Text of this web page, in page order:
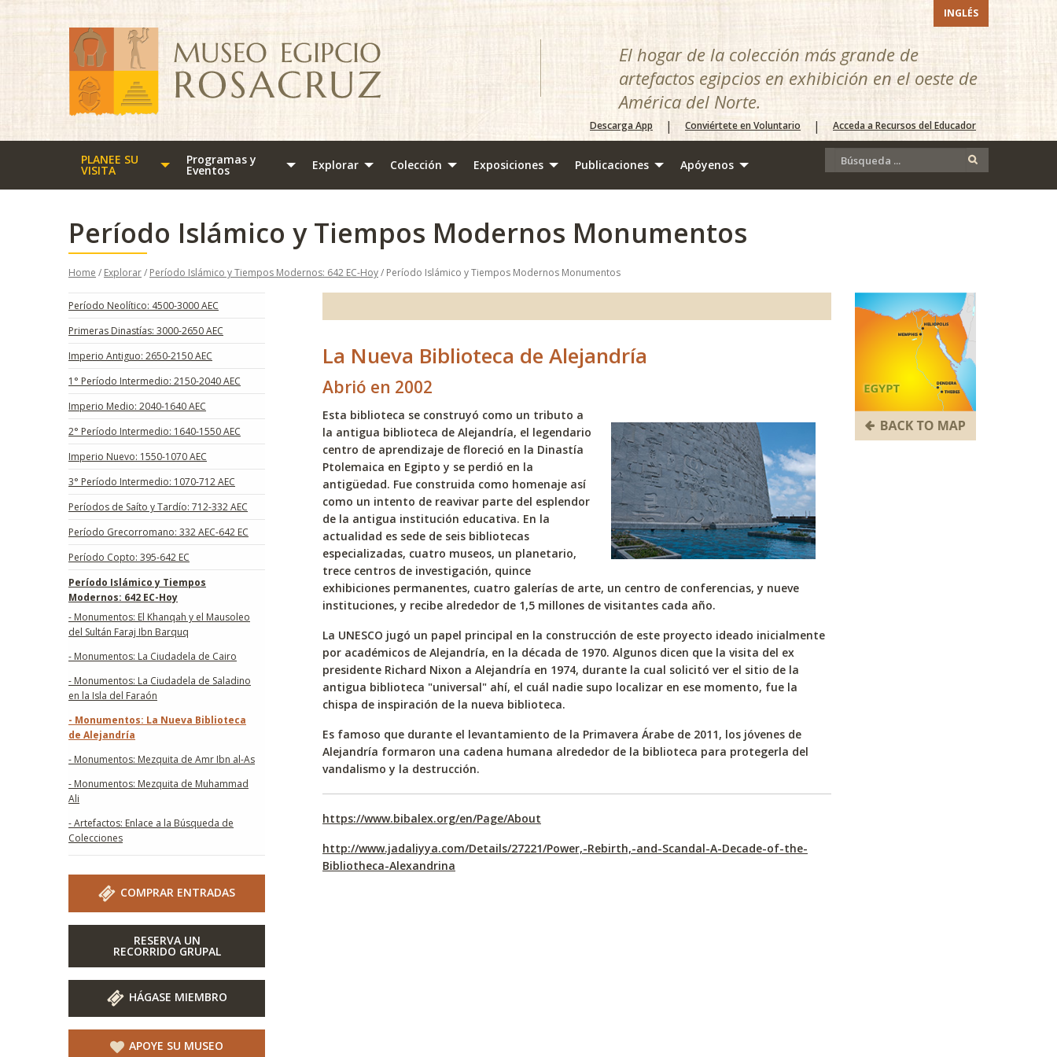
INGLÉS
El hogar de la colección más grande de
artefactos egipcios en exhibición en el oeste de
América del Norte.
Descarga App | Conviértete en Voluntario | Acceda a Recursos del Educador
PLANEE SU
VISITA
Programas y
Eventos Explorar Colección Exposiciones Publicaciones Apóyenos
Período Islámico y Tiempos Modernos Monumentos
Home / Explorar/ Período Islámico y Tiempos Modernos: 642 EC-Hoy/ Período Islámico y Tiempos Modernos Monumentos
Período Neolítico: 4500-3000 AEC
Primeras Dinastías: 3000-2650 AEC
Imperio Antiguo: 2650-2150 AEC
1° Período Intermedio: 2150-2040 AEC
Imperio Medio: 2040-1640 AEC
2° Período Intermedio: 1640-1550 AEC
Imperio Nuevo: 1550-1070 AEC
3° Período Intermedio: 1070-712 AEC
Períodos de Saíto y Tardío: 712-332 AEC
Período Grecorromano: 332 AEC-642 EC
Período Copto: 395-642 EC
Período Islámico y Tiempos
Modernos: 642 EC-Hoy
- Monumentos: El Khanqah y el Mausoleo
del Sultán Faraj Ibn Barquq
- Monumentos: La Ciudadela de Cairo
- Monumentos: La Ciudadela de Saladino
en la Isla del Faraón
- Monumentos: La Nueva Biblioteca
de Alejandría
- Monumentos: Mezquita de Amr Ibn al-As
- Monumentos: Mezquita de Muhammad
Ali
- Artefactos: Enlace a la Búsqueda de
Colecciones
COMPRAR ENTRADAS
RESERVA UN
RECORRIDO GRUPAL
HÁGASE MIEMBRO
APOYE SU MUSEO
La Nueva Biblioteca de Alejandría
Abrió en 2002
Esta biblioteca se construyó como un tributo a
la antigua biblioteca de Alejandría, el legendario
centro de aprendizaje de floreció en la Dinastía
Ptolemaica en Egipto y se perdió en la
antigüedad. Fue construida como homenaje así
como un intento de reavivar parte del esplendor
de la antigua institución educativa. En la
actualidad es sede de seis bibliotecas
especializadas, cuatro museos, un planetario,
trece centros de investigación, quince
exhibiciones permanentes, cuatro galerías de arte, un centro de conferencias, y nueve
instituciones, y recibe alrededor de 1,5 millones de visitantes cada año.
La UNESCO jugó un papel principal en la construcción de este proyecto ideado inicialmente
por académicos de Alejandría, en la década de 1970. Algunos dicen que la visita del ex
presidente Richard Nixon a Alejandría en 1974, durante la cual solicitó ver el sitio de la
antigua biblioteca "universal" ahí, el cuál nadie supo localizar en ese momento, fue la
chispa de inspiración de la nueva biblioteca.
Es famoso que durante el levantamiento de la Primavera Árabe de 2011, los jóvenes de
Alejandría formaron una cadena humana alrededor de la biblioteca para protegerla del
vandalismo y la destrucción.
https://www.bibalex.org/en/Page/About
http://www.jadaliyya.com/Details/27221/Power,-Rebirth,-and-Scandal-A-Decade-of-the-
Bibliotheca-Alexandrina